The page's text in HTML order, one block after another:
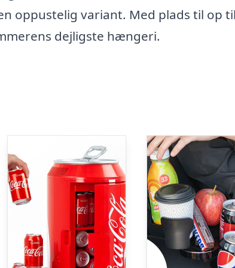
oppustelig variant. Med plads til op
dejligste hængeri.